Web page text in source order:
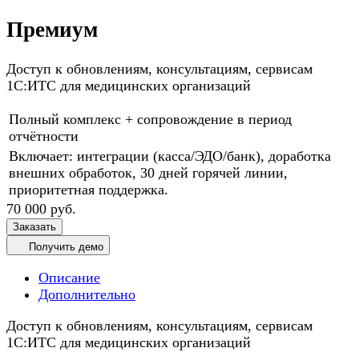
Премиум
Доступ к обновлениям, консультациям, сервисам
1С:ИТС для медицинских организаций
Полный комплекс + сопровождение в период
отчётности
Включает: интеграции (касса/ЭДО/банк), доработка
внешних обработок, 30 дней горячей линии,
приоритетная поддержка.
70 000 руб.
Заказать
Получить демо
Описание
Дополнительно
Доступ к обновлениям, консультациям, сервисам
1С:ИТС для медицинских организаций